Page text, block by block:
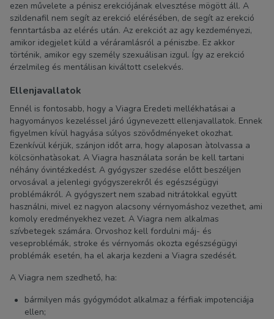
ezen művelete a pénisz erekciójának elvesztése mögött áll. A
szildenafil nem segít az erekció elérésében, de segít az erekció
fenntartásba az elérés után. Az erekciót az agy kezdeményezi,
amikor idegjelet küld a véráramlásról a péniszbe. Ez akkor
történik, amikor egy személy szexuálisan izgul. Így az erekció
érzelmileg és mentálisan kiváltott cselekvés.
Ellenjavallatok
Ennél is fontosabb, hogy a Viagra Eredeti mellékhatásai a
hagyományos kezeléssel járó úgynevezett ellenjavallatok. Ennek
figyelmen kívül hagyása súlyos szövődményeket okozhat.
Ezenkívül kérjük, szánjon időt arra, hogy alaposan àtolvassa a
kölcsönhatàsokat. A Viagra használata során be kell tartani
néhány óvintézkedést. A gyógyszer szedése előtt beszéljen
orvosával a jelenlegi gyógyszerekről és egészségügyi
problémákról. A gyógyszert nem szabad nitrátokkal együtt
használni, mivel ez nagyon alacsony vérnyomáshoz vezethet, ami
komoly eredményekhez vezet. A Viagra nem alkalmas
szívbetegek számára. Orvoshoz kell fordulni máj- és
veseproblémák, stroke és vérnyomás okozta egészségügyi
problémák esetén, ha el akarja kezdeni a Viagra szedését.
A Viagra nem szedhető, ha:
bármilyen más gyógymódot alkalmaz a férfiak impotenciája
ellen;